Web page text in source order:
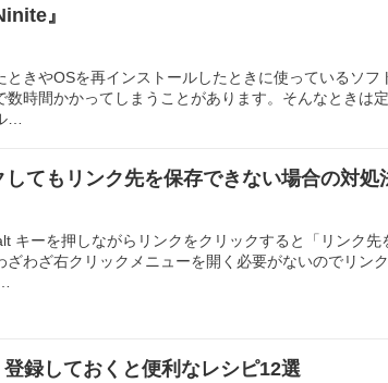
』
ときやOSを再インストールしたときに使っているソフ
数時間かかってしまうことがあります。そんなときは
…
てもリンク先を保存できない場合の対処
キーを押しながらリンクをクリックすると「リンク先
わざ右クリックメニューを開く必要がないのでリン
録しておくと便利なレシピ12選